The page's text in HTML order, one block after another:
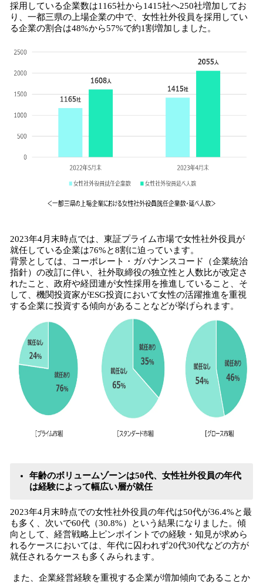
採用している企業数は1165社から1415社へ250社増加してお
り、一都三県の上場企業の中で、女性社外役員を採用してい
る企業の割合は48%から57%で約1割増加しました。
2023年4月末時点では、東証プライム市場で女性社外役員が
就任している企業は76%と8割に迫っています。
背景としては、コーポレート・ガバナンスコード（企業統治
指針）の改訂に伴い、社外取締役の独立性と人数比が改定さ
れたこと、政府や経団連が女性採用を推進していること、そ
して、機関投資家がESG投資において女性の活躍推進を重視
する企業に投資する傾向があることなどが挙げられます。
年齢のボリュームゾーンは50代、女性社外役員の年代
は経験によって幅広い層が就任
2023年4月末時点での女性社外役員の年代は50代が36.4%と最
も多く、次いで60代（30.8%）という結果になりました。傾
向として、経営戦略上ピンポイントでの経験・知見が求めら
れるケースにおいては、年代に囚われず20代30代などの方が
就任されるケースも多くみられます。
また、企業経営経験を重視する企業が増加傾向であることか